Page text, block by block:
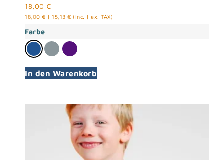
18,00 €
18,00 € | 15,13 € (inc. | ex. TAX)
Farbe
In den Warenkorb